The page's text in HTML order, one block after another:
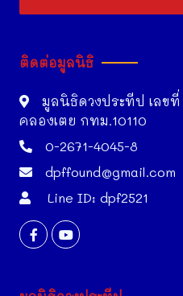
ติดต่อมูลนิธิ
มูลนิธิดวงประทีป เลข
คลองเตย กทม.10110
0-2671-4045-8
dpffound@gmail.com
Line ID: dpf2521